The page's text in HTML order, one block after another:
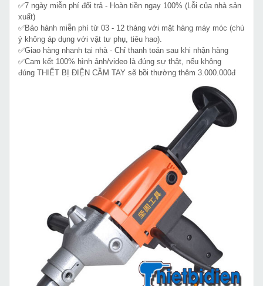
✅7 ngày miễn phí đổi trả - Hoàn tiền ngay 100% (Lỗi của nhà sản
xuất)
✅Bảo hành miễn phí từ 03 - 12 tháng với mặt hàng máy móc (chú
ý không áp dụng với vật tư phụ, tiêu hao).
✅Giao hàng nhanh tại nhà - Chỉ thanh toán sau khi nhận hàng
✅Cam kết 100% hình ảnh/video là đúng sự thật, nếu không
đúng THIẾT BỊ ĐIỆN CẦM TAY sẽ bồi thường thêm 3.000.000đ